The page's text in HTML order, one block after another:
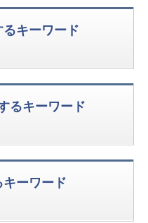
キーワード
るキーワード
ーワード